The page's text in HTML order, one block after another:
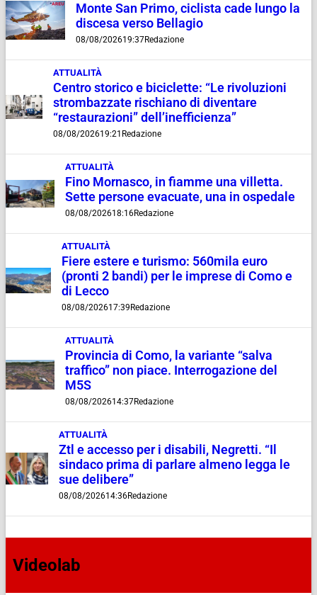
Monte San Primo, ciclista cade lungo la
discesa verso Bellagio
08/08/202619:37Redazione
ATTUALITÀ
Centro storico e biciclette: “Le rivoluzioni
strombazzate rischiano di diventare
“restaurazioni” dell’inefficienza”
08/08/202619:21 Redazione
ATTUALITÀ
Fino Mornasco, in fiamme una villetta.
Sette persone evacuate, una in ospedale
08/08/202618:16Redazione
ATTUALITÀ
Fiere estere e turismo: 560mila euro
(pronti 2 bandi) per le imprese di Como e
di Lecco
08/08/202617:39 Redazione
ATTUALITÀ
Provincia di Como, la variante “salva
traffico” non piace. Interrogazione del
M5S
08/08/202614:37Redazione
ATTUALITÀ
Ztl e accesso per i disabili, Negretti. “Il
sindaco prima di parlare almeno legga le
sue delibere”
08/08/202614:36Redazione
Videolab